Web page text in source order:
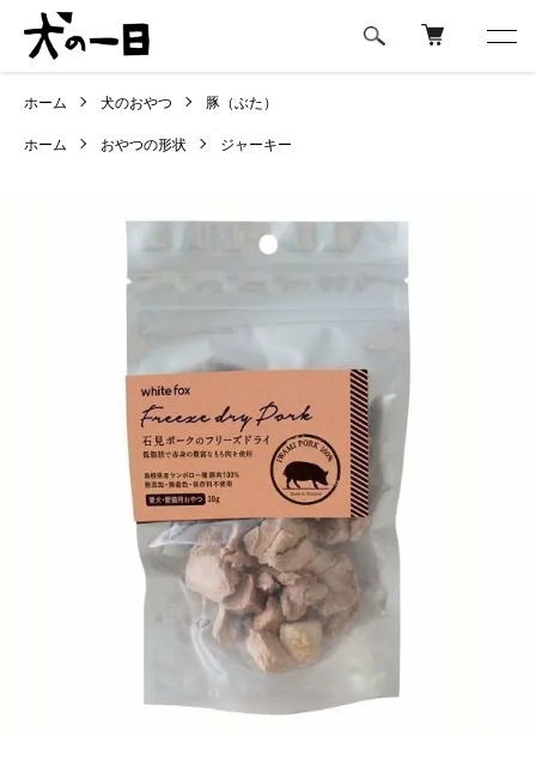
ホーム 犬のおやつ 豚（ぶた）
ホーム おやつの形状 ジャーキー